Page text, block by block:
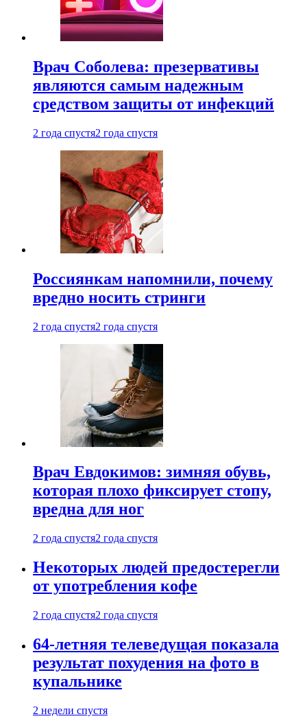
Врач Соболева: презервативы
являются самым надежным
средством защиты от инфекций
2 года спустя2 года спустя
Россиянкам напомнили, почему
вредно носить стринги
2 года спустя2 года спустя
Врач Евдокимов: зимняя обувь,
которая плохо фиксирует стопу,
вредна для ног
2 года спустя2 года спустя
Некоторых людей предостерегли
от употребления кофе
2 года спустя2 года спустя
64-летняя телеведущая показала
результат похудения на фото в
купальнике
2 недели спустя